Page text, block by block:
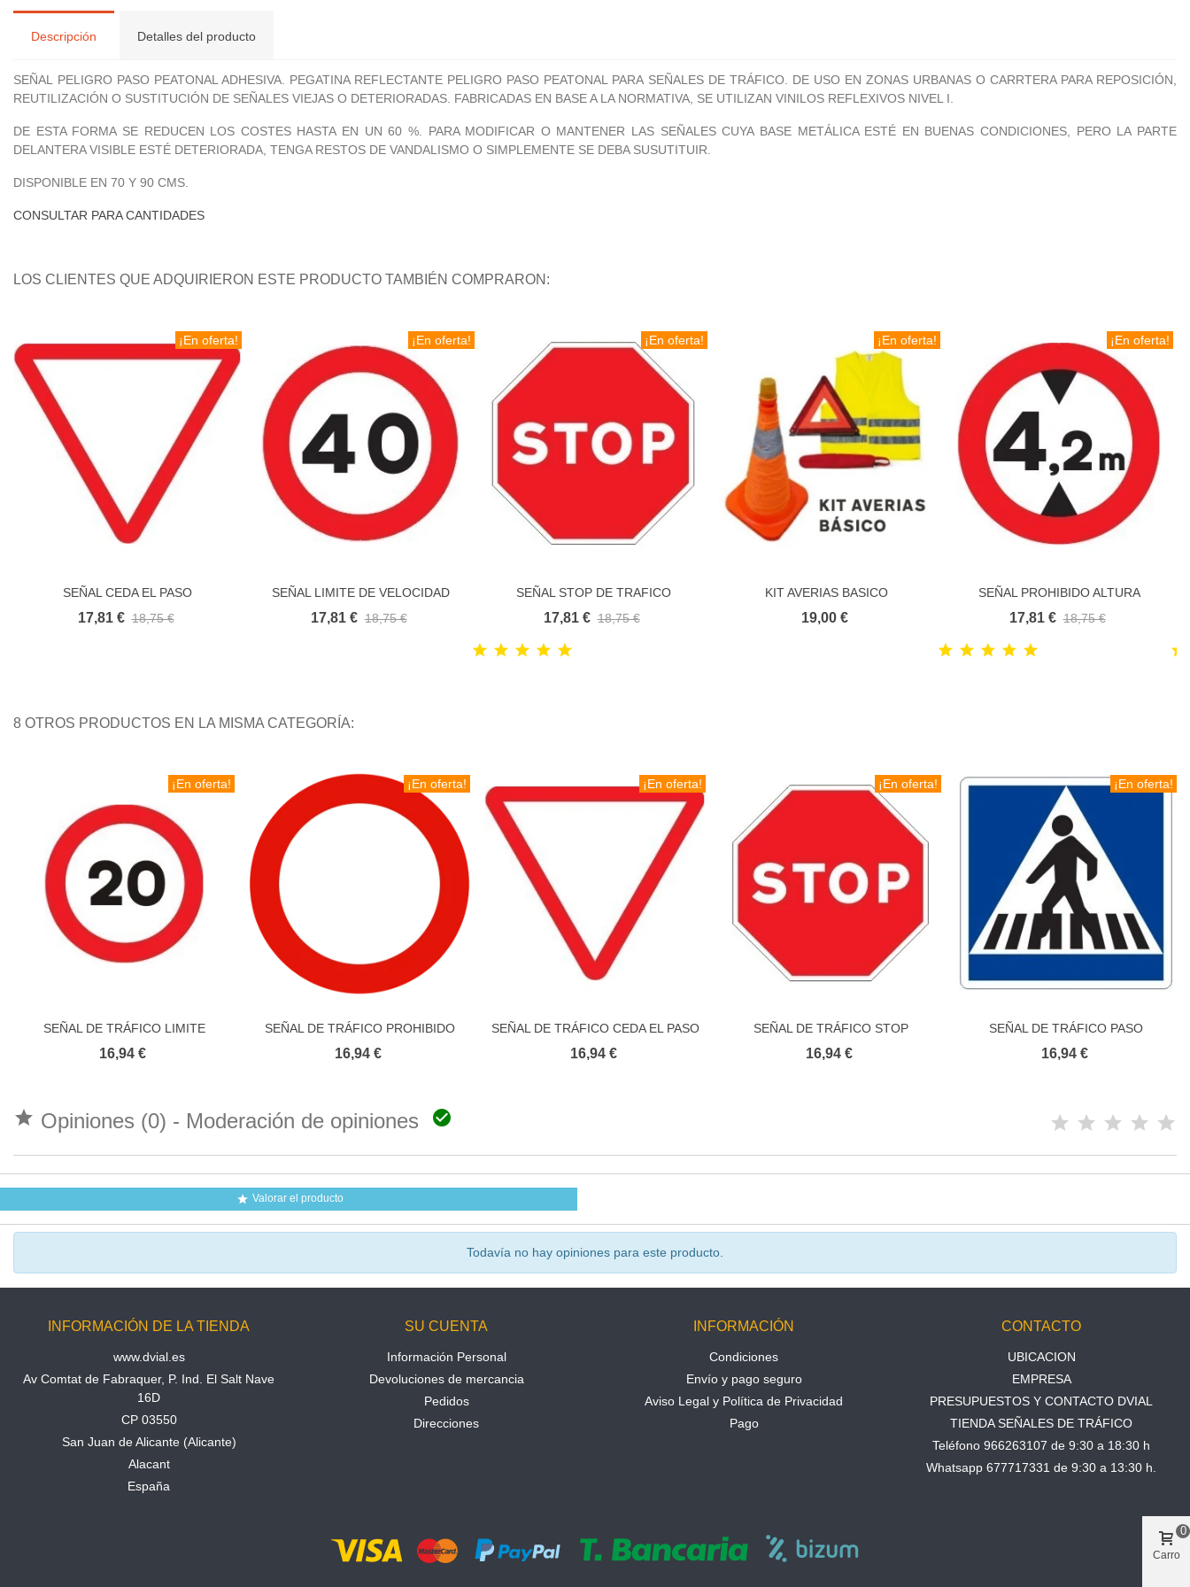
Descripción Detalles del producto
SEÑAL PELIGRO PASO PEATONAL ADHESIVA. PEGATINA REFLECTANTE PELIGRO PASO PEATONAL PARA SEÑALES DE TRÁFICO. DE USO EN ZONAS URBANAS O CARRTERA PARA REPOSICIÓN,
REUTILIZACIÓN O SUSTITUCIÓN DE SEÑALES VIEJAS O DETERIORADAS. FABRICADAS EN BASE A LA NORMATIVA, SE UTILIZAN VINILOS REFLEXIVOS NIVEL I.
DE ESTA FORMA SE REDUCEN LOS COSTES HASTA EN UN 60 %. PARA MODIFICAR O MANTENER LAS SEÑALES CUYA BASE METÁLICA ESTÉ EN BUENAS CONDICIONES, PERO LA PARTE
DELANTERA VISIBLE ESTÉ DETERIORADA, TENGA RESTOS DE VANDALISMO O SIMPLEMENTE SE DEBA SUSUTITUIR.
DISPONIBLE EN 70 Y 90 CMS.
CONSULTAR PARA CANTIDADES
LOS CLIENTES QUE ADQUIRIERON ESTE PRODUCTO TAMBIÉN COMPRARON:
¡En oferta!
Añadir al carrito
SEÑAL CEDA EL PASO
17,81 € 18,75 €
¡En oferta!
Añadir al carrito
SEÑAL LIMITE DE VELOCIDAD
ECONOMICA
17,81 € 18,75 €
¡En oferta!
Añadir al carrito
SEÑAL STOP DE TRAFICO
ECONOMICA
17,81 € 18,75 €
¡En oferta!
Añadir al carrito
KIT AVERIAS BASICO
19,00 €
¡En oferta!
SEÑAL PROHIBIDO ALTURA
LIMITADA
17,81 € 18,75 €
8 OTROS PRODUCTOS EN LA MISMA CATEGORÍA:
¡En oferta!
Añadir al carrito
SEÑAL DE TRÁFICO LIMITE
VELOCIDAD
16,94 €
¡En oferta!
Añadir al carrito
SEÑAL DE TRÁFICO PROHIBIDO
CIRCULAR ADHESIVA
16,94 €
¡En oferta!
Añadir al carrito
SEÑAL DE TRÁFICO CEDA EL PASO
16,94 €
¡En oferta!
Añadir al carrito
SEÑAL DE TRÁFICO STOP
16,94 €
¡En oferta!
Añadir al carrito
SEÑAL DE TRÁFICO PASO
PEATONAL
16,94 €
 Opiniones (0) - Moderación de opiniones 
 Valorar el producto
Todavía no hay opiniones para este producto.
INFORMACIÓN DE LA TIENDA
www.dvial.es
Av Comtat de Fabraquer, P. Ind. El Salt Nave
16D
CP 03550
San Juan de Alicante (Alicante)
Alacant
España
SU CUENTA
Información Personal
Devoluciones de mercancia
Pedidos
Direcciones
INFORMACIÓN
Condiciones
Envío y pago seguro
Aviso Legal y Política de Privacidad
Pago
CONTACTO
UBICACION
EMPRESA
PRESUPUESTOS Y CONTACTO DVIAL
TIENDA SEÑALES DE TRÁFICO
Teléfono 966263107 de 9:30 a 18:30 h
Whatsapp 677717331 de 9:30 a 13:30 h.
Carro
0